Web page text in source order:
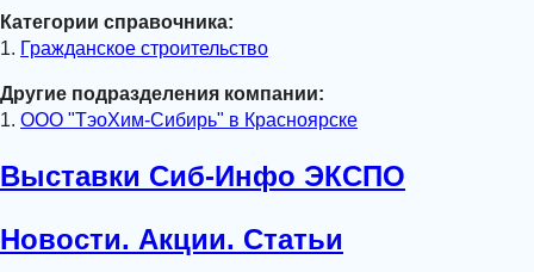
Категории справочника:
1. Гражданское строительство
Другие подразделения компании:
1. ООО "ТэоХим-Сибирь" в Красноярске
Выставки Сиб-Инфо ЭКСПО
Новости. Акции. Статьи